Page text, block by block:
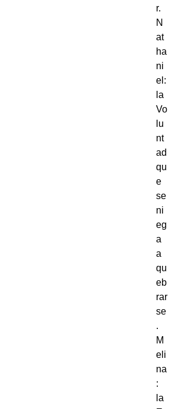
r.
N
at
ha
ni
el:
la
Vo
lu
nt
ad
qu
e
se
ni
eg
a
a
qu
eb
rar
se
.
M
eli
na
:
la